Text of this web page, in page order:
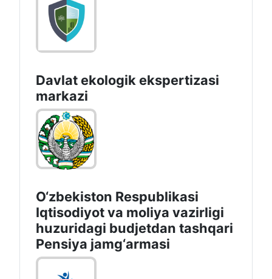
Davlat ekologik ekspertizasi
markazi
O‘zbekiston Respublikasi
Iqtisodiyot va moliya vazirligi
huzuridagi budjetdan tashqari
Pensiya jamg‘armasi